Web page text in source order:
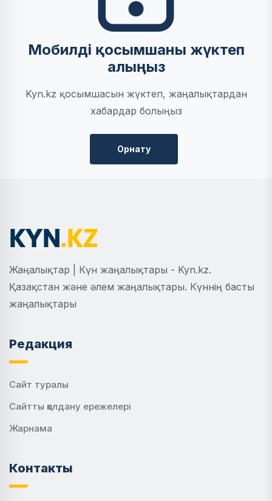
Мобилді қосымшаны жүктеп
алыңыз
Kyn.kz қосымшасын жүктеп, жаңалықтардан
хабардар болыңыз
Орнату
Жаңалықтар | Күн жаңалықтары - Kyn.kz.
Қазақстан және әлем жаңалықтары. Күннің басты
жаңалықтары
Редакция
Сайт туралы
Сайтты қолдану ережелері
Жарнама
Контакты